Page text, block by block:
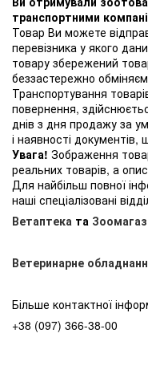
транспортними
Товар Ви можете
перевізника у якого
товару збережений
беззастережно
Транспортування
повернення,
днів з дня продажу за
і наявності
Увага! Зображення
реальних товарів, а
Для найбільш повної
наші спеціалізовані
Ветаптека та
Ветеринарне
Більше контактної
+38 (097) 366-38-00